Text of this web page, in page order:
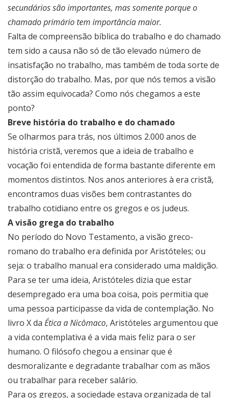
secundários são importantes, mas somente porque o
chamado primário tem importância maior.
Falta de compreensão bíblica do trabalho e do chamado
tem sido a causa não só de tão elevado número de
insatisfação no trabalho, mas também de toda sorte de
distorção do trabalho. Mas, por que nós temos a visão
tão assim equivocada? Como nós chegamos a este
ponto?
Breve história do trabalho e do chamado
Se olharmos para trás, nos últimos 2.000 anos de
história cristã, veremos que a ideia de trabalho e
vocação foi entendida de forma bastante diferente em
momentos distintos. Nos anos anteriores à era cristã,
encontramos duas visões bem contrastantes do
trabalho cotidiano entre os gregos e os judeus.
A visão grega do trabalho
No período do Novo Testamento, a visão greco-
romano do trabalho era definida por Aristóteles; ou
seja: o trabalho manual era considerado uma maldição.
Para se ter uma ideia, Aristóteles dizia que estar
desempregado era uma boa coisa, pois permitia que
uma pessoa participasse da vida de contemplação. No
livro X da Ética a Nicômaco, Aristóteles argumentou que
a vida contemplativa é a vida mais feliz para o ser
humano. O filósofo chegou a ensinar que é
desmoralizante e degradante trabalhar com as mãos
ou trabalhar para receber salário.
Para os gregos, a sociedade estava organizada de tal